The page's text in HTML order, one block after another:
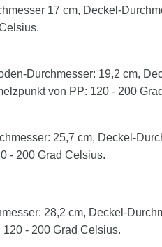
17 cm, Deckel-
Durchmesser: 19,2 cm,
von PP: 120 - 200
25,7 cm, Deckel-
- 200 Grad Celsius.
28,2 cm, Deckel-
- 200 Grad Celsius.